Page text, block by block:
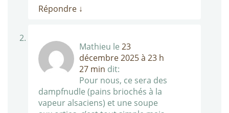
Répondre ↓
Mathieu le 23
décembre 2025 à 23 h
27 min dit:
Pour nous, ce sera des
dampfnudle (pains briochés à la
vapeur alsaciens) et une soupe